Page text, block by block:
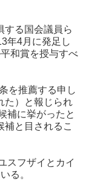
する国会議員ら
年4月に発足し
和賞を授与すべ
を推薦する申し
た）と報じられ
補に挙がったと
補と目されるこ
スフザイとカイ
る。